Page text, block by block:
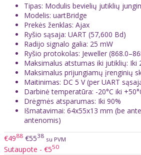
Tipas: Modulis bevielių jutiklių
Modelis: uartBridge
Prekės ženklas: Ajax
Ryšio sąsaja: UART (57,600 Bd)
Radijo signalo galia: 25 mW
Ryšio protokolas: Jeweller
Maksimalus atstumas iki jutiklių: Iki
Maksimalus prijungiamų įrenginių
Maitinimas: DC 5 V (per UART
Darbinė temperatūra: -20°C iki
Drėgmės atsparumas: Iki 90%
Išmatavimai: 64x55x13 mm (be
antenomis)
€4988 €5538 su PVM
Sutaupote - €550